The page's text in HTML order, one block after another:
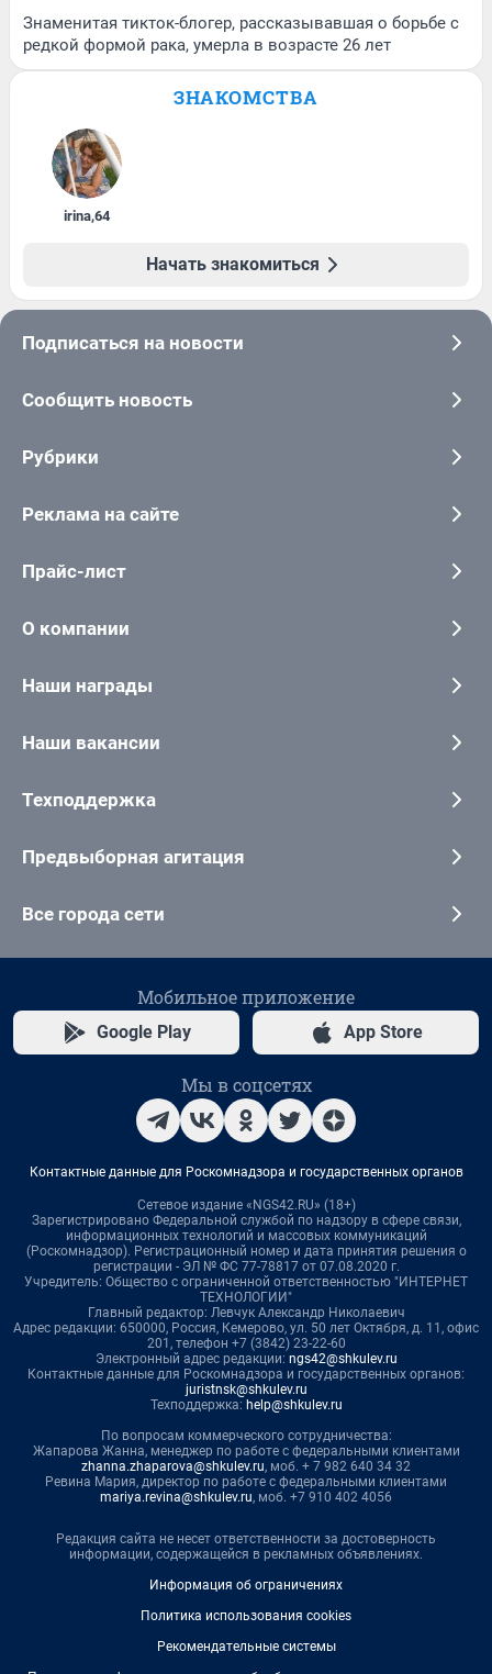
Знаменитая тикток-блогер, рассказывавшая о борьбе с
редкой формой рака, умерла в возрасте 26 лет
ЗНАКОМСТВА
irina,64
Начать знакомиться
Подписаться на новости
Сообщить новость
Рубрики
Реклама на сайте
Прайс-лист
О компании
Наши награды
Наши вакансии
Техподдержка
Предвыборная агитация
Все города сети
Мобильное приложение
Google Play App Store
Мы в соцсетях
Контактные данные для Роскомнадзора и государственных органов
Сетевое издание «NGS42.RU» (18+)
Зарегистрировано Федеральной службой по надзору в сфере связи,
информационных технологий и массовых коммуникаций
(Роскомнадзор). Регистрационный номер и дата принятия решения о
регистрации - ЭЛ № ФС 77-78817 от 07.08.2020 г.
Учредитель: Общество с ограниченной ответственностью "ИНТЕРНЕТ
ТЕХНОЛОГИИ"
Главный редактор: Левчук Александр Николаевич
Адрес редакции: 650000, Россия, Кемерово, ул. 50 лет Октября, д. 11, офис
201, телефон +7 (3842) 23-22-60
Электронный адрес редакции: ngs42@shkulev.ru
Контактные данные для Роскомнадзора и государственных органов:
juristnsk@shkulev.ru
Техподдержка: help@shkulev.ru
По вопросам коммерческого сотрудничества:
Жапарова Жанна, менеджер по работе с федеральными клиентами
zhanna.zhaparova@shkulev.ru, моб. + 7 982 640 34 32
Ревина Мария, директор по работе с федеральными клиентами
mariya.revina@shkulev.ru, моб. +7 910 402 4056
Редакция сайта не несет ответственности за достоверность
информации, содержащейся в рекламных объявлениях.
Информация об ограничениях
Политика использования cookies
Рекомендательные системы